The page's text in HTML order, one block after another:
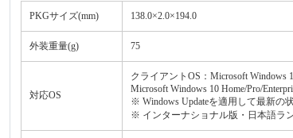
PKGサイズ(mm) 138.0×2.0×194.0
外装重量(g) 75
対応OS
クライアントOS：Microsoft Windows
Microsoft Windows 10 Home/Pro/
※ Windows Updateを適用して最新の
※ インターナショナル版・日本語ラ